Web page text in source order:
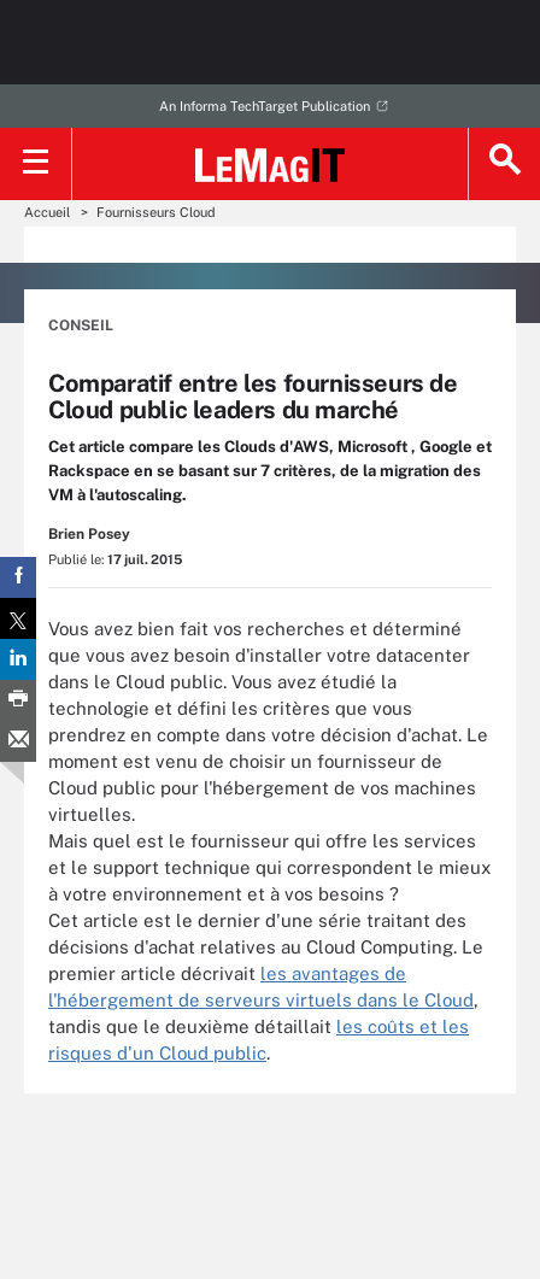
An Informa TechTarget Publication
Accueil Fournisseurs Cloud
CONSEIL
Comparatif entre les fournisseurs de
Cloud public leaders du marché
Cet article compare les Clouds d'AWS, Microsoft , Google et
Rackspace en se basant sur 7 critères, de la migration des
VM à l'autoscaling.
Brien Posey
Publié le: 17 juil. 2015
Vous avez bien fait vos recherches et déterminé
que vous avez besoin d'installer votre datacenter
dans le Cloud public. Vous avez étudié la
technologie et défini les critères que vous
prendrez en compte dans votre décision d'achat. Le
moment est venu de choisir un fournisseur de
Cloud public pour l'hébergement de vos machines
virtuelles.
Mais quel est le fournisseur qui offre les services
et le support technique qui correspondent le mieux
à votre environnement et à vos besoins ?
Cet article est le dernier d'une série traitant des
décisions d'achat relatives au Cloud Computing. Le
premier article décrivait les avantages de
l'hébergement de serveurs virtuels dans le Cloud,
tandis que le deuxième détaillait les coûts et les
risques d'un Cloud public.